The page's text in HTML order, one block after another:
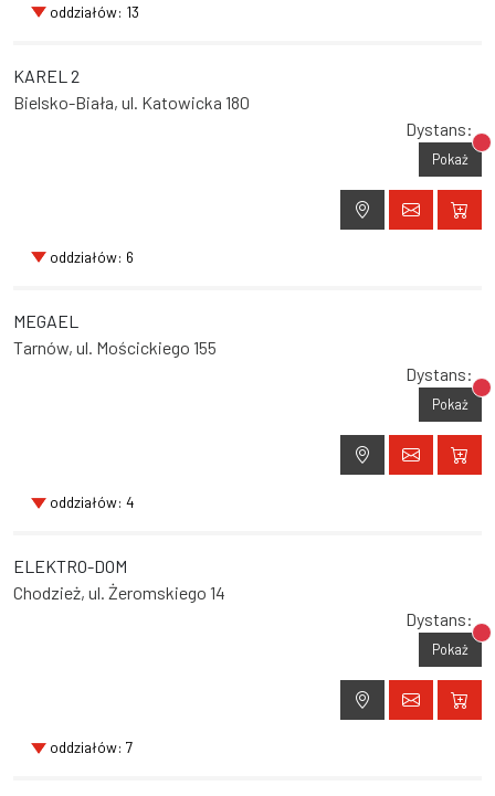
oddziałów: 13
KAREL 2
Bielsko-Biała, ul. Katowicka 180
Dystans:
Pokaż
oddziałów: 6
MEGAEL
Tarnów, ul. Mościckiego 155
Dystans:
Pokaż
oddziałów: 4
ELEKTRO-DOM
Chodzież, ul. Żeromskiego 14
Dystans:
Pokaż
oddziałów: 7